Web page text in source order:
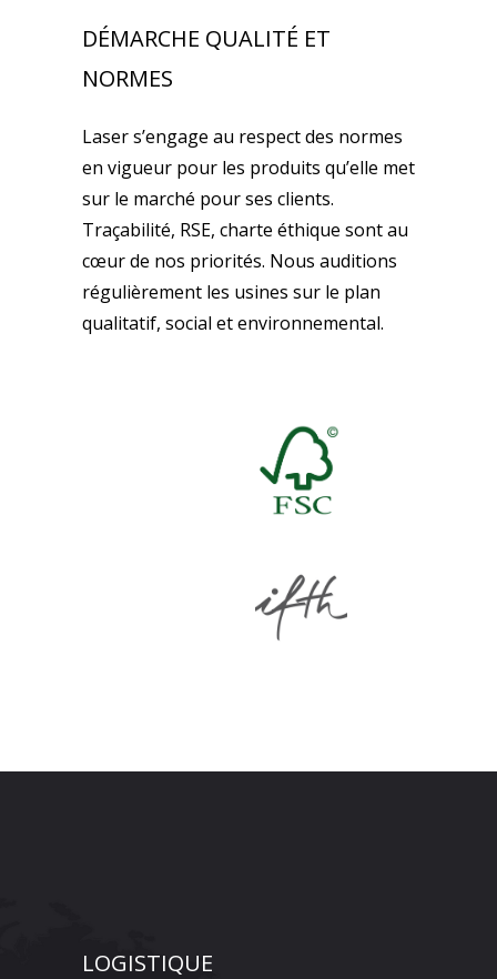
DÉMARCHE QUALITÉ ET
NORMES
Laser s’engage au respect des normes
en vigueur pour les produits qu’elle met
sur le marché pour ses clients.
Traçabilité, RSE, charte éthique sont au
cœur de nos priorités. Nous auditions
régulièrement les usines sur le plan
qualitatif, social et environnemental.
LOGISTIQUE